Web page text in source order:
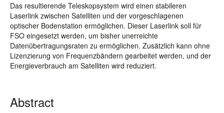
Das resultierende Teleskopsystem wird einen stabileren
Laserlink zwischen Satelliten und der vorgeschlagenen
optischer Bodenstation ermöglichen. Dieser Laserlink soll für
FSO eingesetzt werden, um bisher unerreichte
Datenübertragungsraten zu ermöglichen. Zusätzlich kann ohne
Lizenzierung von Frequenzbändern gearbeitet werden, und der
Energieverbrauch am Satelliten wird reduziert.
Abstract